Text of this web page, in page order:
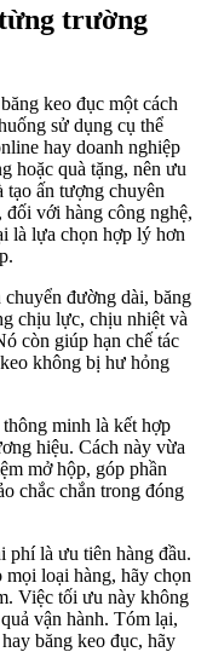
trường
keo đục một cách
sử dụng cụ thể
hay doanh nghiệp
hoặc quà tặng, nên ưu
ấn tượng chuyên
với hàng công nghệ,
là lựa chọn hợp lý hơn
đường dài, băng
chịu lực, chịu nhiệt và
còn giúp hạn chế tác
không bị hư hỏng
minh là kết hợp
hiệu. Cách này vừa
mở hộp, góp phần
chắc chắn trong đóng
phí là ưu tiên hàng đầu.
loại hàng, hãy chọn
Việc tối ưu này không
vận hành. Tóm lại,
băng keo đục, hãy